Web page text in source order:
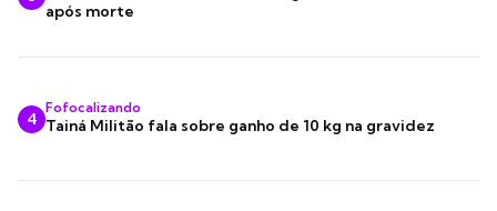
após morte
4
Fofocalizando
Tainá Militão fala sobre ganho de 10 kg na gravidez